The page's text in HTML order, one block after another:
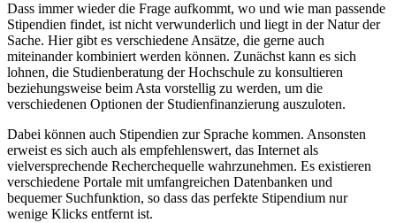
Dass immer wieder die Frage aufkommt, wo und wie man passende
Stipendien findet, ist nicht verwunderlich und liegt in der Natur der
Sache. Hier gibt es verschiedene Ansätze, die gerne auch
miteinander kombiniert werden können. Zunächst kann es sich
lohnen, die Studienberatung der Hochschule zu konsultieren
beziehungsweise beim Asta vorstellig zu werden, um die
verschiedenen Optionen der Studienfinanzierung auszuloten.
Dabei können auch Stipendien zur Sprache kommen. Ansonsten
erweist es sich auch als empfehlenswert, das Internet als
vielversprechende Recherchequelle wahrzunehmen. Es existieren
verschiedene Portale mit umfangreichen Datenbanken und
bequemer Suchfunktion, so dass das perfekte Stipendium nur
wenige Klicks entfernt ist.